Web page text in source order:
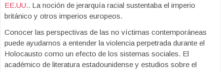
EE.UU.. La noción de jerarquía racial sustentaba el imperio
británico y otros imperios europeos.
Conocer las perspectivas de las no víctimas contemporáneas
puede ayudarnos a entender la violencia perpetrada durante el
Holocausto como un efecto de los sistemas sociales. El
académico de literatura estadounidense y estudios sobre el